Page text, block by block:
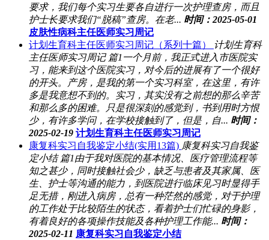
要求，我们每个实习生要各自进行一次护理查房，而且
护士长要求我们“脱稿”查房。在老... 时间：2025-05-01
皮肤性病科主任医师实习周记
计划生育科主任医师实习周记（系列十篇）
计划生育科
主任医师实习周记 篇1一个月前，我正式进入市医院实
习，能来到这个医院实习，对今后的进展有了一个很好
的开头。产房，是我的第一个实习科室，在这里，有许
多是我意想不到的。实习，其实没有之前想的那么辛苦
和那么多的困难。只是很深刻的感觉到，书到用时方恨
少，有许多学问，在学校接触到了，但是，自... 时间：
2025-02-19 计划生育科主任医师实习周记
康复科实习自我鉴定小结(实用13篇) 康复科实习自我鉴
定小结 篇1由于我对医院的基本情况、医疗管理流程等
知之甚少，同时接触社会少，缺乏与患者及其家属、医
生、护士等沟通的能力，到医院进行临床见习时显得手
足无措，刚进入病房，总有一种茫然的感觉，对于护理
的工作处于比较陌生的状态，看着护士们忙碌的身影，
有着良好的各项操作技能及各种护理工作能... 时间：
2025-02-11 康复科实习自我鉴定小结